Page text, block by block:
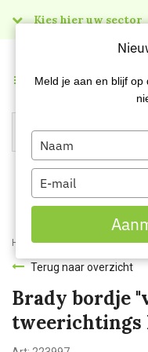
Kies hier uw sector
Menu
Home Webshop
Terug naar overzicht
Brady bordje
tweerichtings
Meld je aan en blijf
Type
your
name
Type
your
email